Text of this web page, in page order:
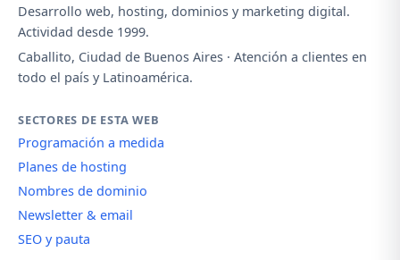
Desarrollo web, hosting, dominios y marketing digital.
Actividad desde 1999.
Caballito, Ciudad de Buenos Aires · Atención a clientes en
todo el país y Latinoamérica.
SECTORES DE ESTA WEB
Programación a medida
Planes de hosting
Nombres de dominio
Newsletter & email
SEO y pauta